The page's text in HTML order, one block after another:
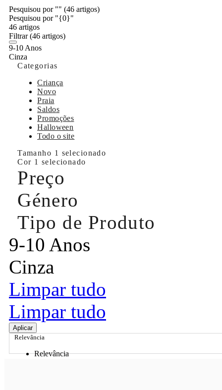
Pesquisou por "" (46 artigos)
Pesquisou por "{0}"
46 artigos
Filtrar(46 artigos)
9-10 Anos
Cinza
Categorias
Criança
Novo
Praia
Saldos
Promoções
Halloween
Todo o site
Tamanho 1 selecionado
Cor 1 selecionado
Preço
Género
Tipo de Produto
9-10 Anos
Cinza
Limpar tudo
Limpar tudo
Aplicar
Relevância
Relevância